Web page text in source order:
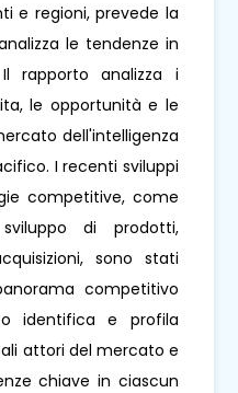
e regioni, prevede la
le tendenze in
rapporto analizza i
le opportunità e le
dell'intelligenza
I recenti sviluppi
competitive, come
di prodotti,
sono stati
competitivo
identifica e profila
attori del mercato e
chiave in ciascun